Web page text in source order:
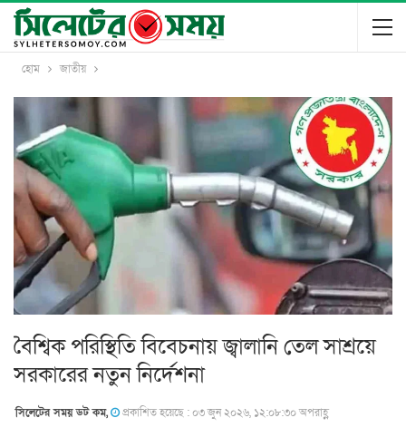
হোম জাতীয়
বৈশ্বিক পরিস্থিতি বিবেচনায় জ্বালানি তেল সাশ্রয়ে
সরকারের নতুন নির্দেশনা
সিলেটের সময় ডট কম, প্রকাশিত হয়েছে : ০৩ জুন ২০২৬, ১২:০৮:৩০ অপরাহ্ণ